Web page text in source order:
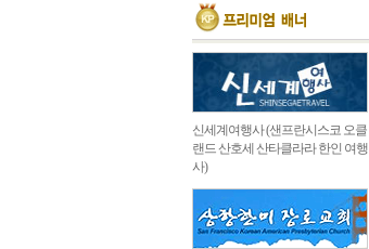
신세계여행사 (샌프란시스코 오클
랜드 산호세 산타클라라 한인 여행
사)